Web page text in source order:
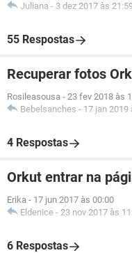
Juliana - 3 dez 2017 às
55 Respostas
Recuperar fotos
Rosileasousa - 23 fev 2018 às
Bebelsanches - 17 jan 2019
4 Respostas
Orkut entrar na
Erika - 17 jun 2017 às 00:00
Eldenice - 23 nov 2017 às
6 Respostas